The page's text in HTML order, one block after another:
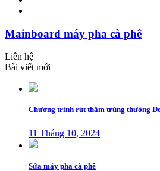
Mainboard máy pha cà phê
Liên hệ
Bài viết mới
Chương trình rút thăm trúng thưởng
11 Tháng 10, 2024
Sửa máy pha cà phê